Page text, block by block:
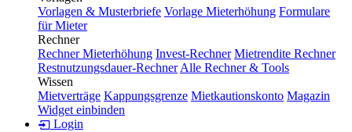
Vorlagen & Musterbriefe Vorlage Mieterhöhung Formulare
für Mieter
Rechner
Rechner Mieterhöhung Invest-Rechner Mietrendite Rechner
Restnutzungsdauer-Rechner Alle Rechner & Tools
Wissen
Mietverträge Kappungsgrenze Mietkautionskonto Magazin
Widget einbinden
Login